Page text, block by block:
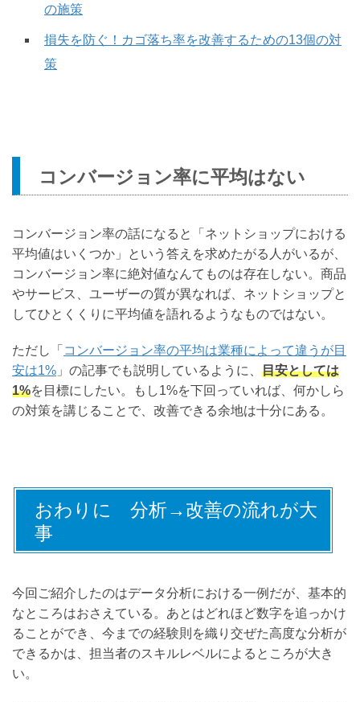
の施策
損失を防ぐ！カゴ落ち率を改善するための13個の対
策
コンバージョン率に平均はない
コンバージョン率の話になると「ネットショップにおける
平均値はいくつか」という答えを求めたがる人がいるが、
コンバージョン率に絶対値なんてものは存在しない。商品
やサービス、ユーザーの質が異なれば、ネットショップと
してひとくくりに平均値を語れるようなものではない。
ただし「 コンバージョン率の平均は業種によって違うが目
安は1% 」の記事でも説明しているように、 目安としては
1%を目標にしたい。もし1%を下回っていれば、何かしら
の対策を講じることで、改善できる余地は十分にある。
おわりに 分析→改善の流れが大
事
今回ご紹介したのはデータ分析における一例だが、基本的
なところはおさえている。あとはどれほど数字を追っかけ
ることができ、今までの経験則を織り交ぜた高度な分析が
できるかは、担当者のスキルレベルによるところが大き
い。